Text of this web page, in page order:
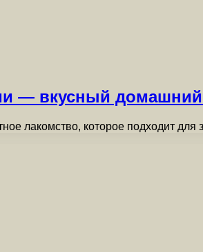
— вкусный домашний
лакомство, которое подходит для